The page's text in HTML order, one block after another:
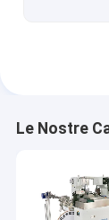
Le Nostre